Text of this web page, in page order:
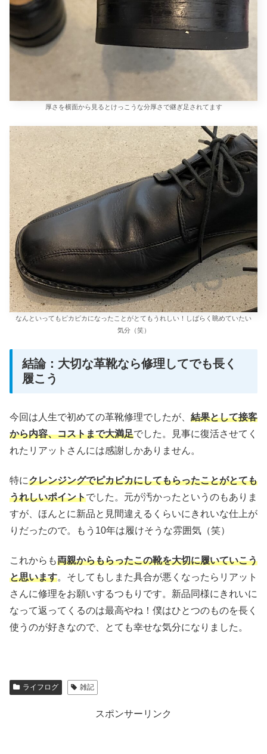
厚さを横面から見るとけっこうな分厚さで継ぎ足されてます
なんといってもピカピカになったことがとてもうれしい！しばらく眺めていたい
気分（笑）
結論：大切な革靴なら修理してでも長く
履こう
今回は人生で初めての革靴修理でしたが、 結果として接客
から内容、コストまで大満足でした。見事に復活させてく
れたリアットさんには感謝しかありません。
特にクレンジングでピカピカにしてもらったことがとても
うれしいポイントでした。元が汚かったというのもありま
すが、ほんとに新品と見間違えるくらいにきれいな仕上が
りだったので。もう10年は履けそうな雰囲気（笑）
これからも両親からもらったこの靴を大切に履いていこう
と思います。そしてもしまた具合が悪くなったらリアット
さんに修理をお願いするつもりです。新品同様にきれいに
なって返ってくるのは最高やね！僕はひとつのものを長く
使うのが好きなので、とても幸せな気分になりました。
ライフログ 雑記
スポンサーリンク